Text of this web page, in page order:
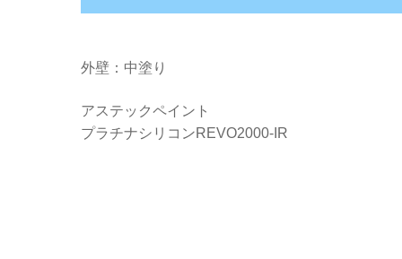
外壁：中塗り
アステックペイント
プラチナシリコンREVO2000-IR